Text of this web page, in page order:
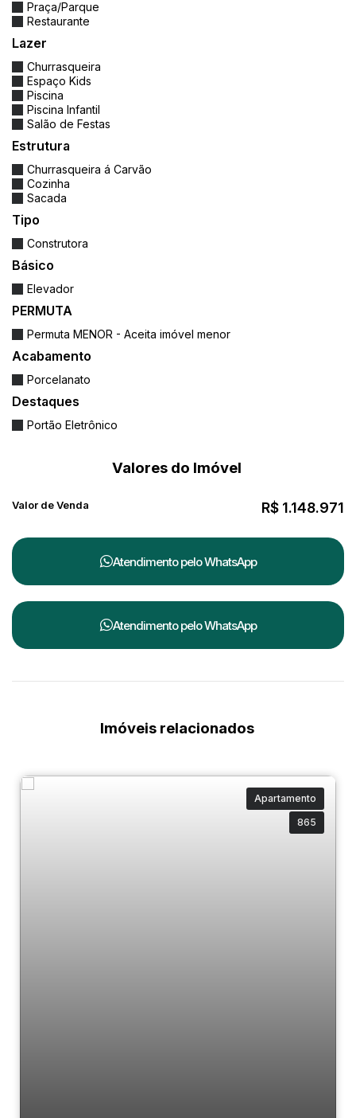
✔️Apenas 6 unidades disponíveis
prevista para 2027
📍 Localização:
📌 Rua Presidente Costa e Silva, 566 – Centro,
Camboriú/SC
🚗 Próximo a escolas, supermercados,
farmácias, lojas, academias
🌴 A poucos minutos da Praia Central de
Balneário Camboriú
📞 Agende agora mesmo sua visita ou entre em
contato para mais detalhes.
🚨Garanta já a sua unidade nesse
empreendimento exclusivo com altíssimo
potencial de valorização.
Praça/Parque
Restaurante
Lazer
Churrasqueira
Espaço Kids
Piscina
Piscina Infantil
Salão de Festas
Estrutura
Churrasqueira á Carvão
Cozinha
Sacada
Tipo
Construtora
Básico
Elevador
PERMUTA
Permuta MENOR - Aceita imóvel menor
Acabamento
Porcelanato
Destaques
Portão Eletrônico
Valores do Imóvel
R$ 1.148.971
Valor de Venda
Atendimento peloWhatsApp
Atendimento peloWhatsApp
Imóveis relacionados
Apartamento
865